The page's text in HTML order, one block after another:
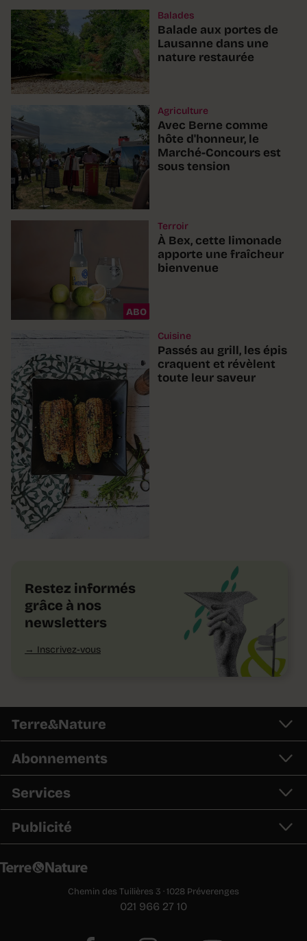
Balades
Balade aux portes de
Lausanne dans une
nature restaurée
Agriculture
Avec Berne comme
hôte d'honneur, le
Marché-Concours est
sous tension
ABO
Terroir
À Bex, cette limonade
apporte une fraîcheur
bienvenue
Cuisine
Passés au grill, les épis
craquent et révèlent
toute leur saveur
Restez informés
grâce à nos
newsletters
Inscrivez-vous
Terre&Nature
Abonnements
Services
Publicité
Chemin des Tuilières 3 · 1028 Préverenges
021 966 27 10